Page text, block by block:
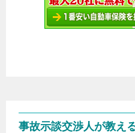
事故示談交渉人が教え